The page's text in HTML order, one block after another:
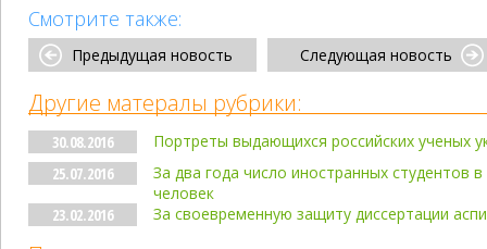
Смотрите также:
Предыдущая новость Следующая новость
Другие матералы рубрики:
30.08.2016
Портреты выдающихся российских ученых
25.07.2016
За два года число иностранных студентов
человек
23.02.2016
За своевременную защиту диссертации